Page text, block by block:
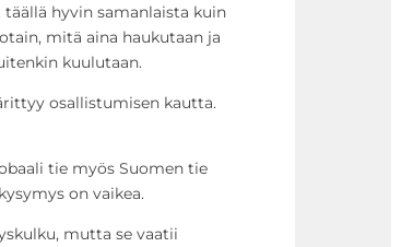
hyvin samanlaista kuin
mitä aina haukutaan ja
kuulutaan.
osallistumisen kautta.
tie myös Suomen tie
on vaikea.
mutta se vaatii